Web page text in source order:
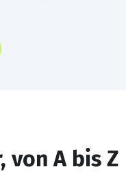
von A bis Z